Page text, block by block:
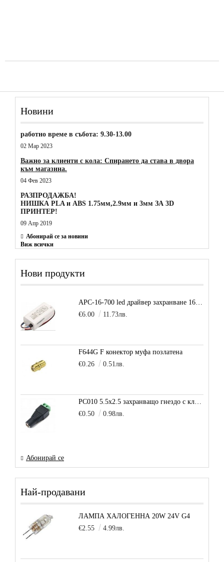
Новини
работно време в събота: 9.30-13.00
02 Мар 2023
Важно за клиенти с кола: Спирането да става в двора
към магазина.
04 Фев 2023
РАЗПРОДАЖБА!
НИШКА PLA и ABS 1.75мм,2.9мм и 3мм ЗА 3D
ПРИНТЕР!
09 Апр 2019
Абонирай се за новини
Виж всички
Нови продукти
APC-16-700 led драйвер захранване 16.8W 700mA
€6.00
11.73лв.
F644G F конектор муфа позлатена
€0.26
0.51лв.
PC010 5.5x2.5 захранващо гнездо с клема за кабел
€0.50
0.98лв.
Абонирай се
Най-продавани
ЛАМПА ХАЛОГЕННА 20W 24V G4
€2.55
4.99лв.